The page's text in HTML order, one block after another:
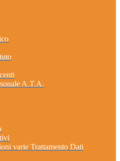
A.T.A.
varie Trattamento Dati